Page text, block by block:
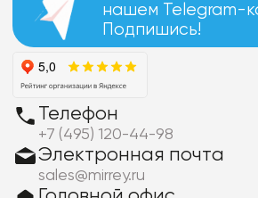
нашем Telegram-
Подпишись!
Телефон
+7 (495) 120-44-98
Электронная почта
sales@mirrey.ru